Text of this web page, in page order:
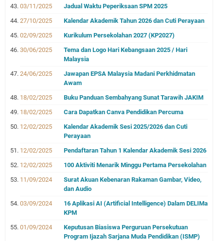
03/11/2025
Jadual Waktu Peperiksaan SPM 2025
27/10/2025
Kalendar Akademik Tahun 2026 dan Cuti Perayaan
02/09/2025
Kurikulum Persekolahan 2027 (KP2027)
30/06/2025
Tema dan Logo Hari Kebangsaan 2025 / Hari
Malaysia
24/06/2025
Jawapan EPSA Malaysia Madani Perkhidmatan
Awam
18/02/2025
Buku Panduan Sembahyang Sunat Tarawih JAKIM
18/02/2025
Cara Dapatkan Canva Pendidikan Percuma
12/02/2025
Kalendar Akademik Sesi 2025/2026 dan Cuti
Perayaan
12/02/2025
Pendaftaran Tahun 1 Kalendar Akademik Sesi 2026
12/02/2025
100 Aktiviti Menarik Minggu Pertama Persekolahan
11/09/2024
Surat Akuan Kebenaran Rakaman Gambar, Video,
dan Audio
03/09/2024
16 Aplikasi AI (Artificial Intelligence) Dalam DELIMa
KPM
01/09/2024
Keputusan Biasiswa Perguruan Persekutuan
Program Ijazah Sarjana Muda Pendidikan (ISMP)